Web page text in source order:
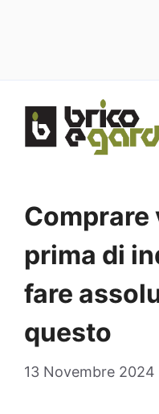
contenuto
prima di
fare
questo
13 Novembre 2024